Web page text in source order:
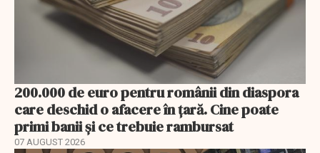
200.000 de euro pentru românii din diaspora
care deschid o afacere în țară. Cine poate
primi banii și ce trebuie rambursat
07 AUGUST 2026